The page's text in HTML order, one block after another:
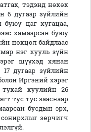
тэдэнд нөхөх
6 дугаар зүйлийн
буюу цаг хугацаа,
хамаарсан буюу
нөхцөл байдлаас
нэг хууль зүйн
шүүхэд хянан
дугаар зүйлийн
Иргэний хэрэг
хуулийн 26
тус тус зааснаар
бусдын эрх,
зөрчигч